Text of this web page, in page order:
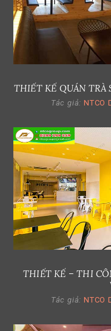
THIẾT KẾ QUÁN TRÀ
Tác giả: NTCO
THIẾT KẾ – THI
Tác giả: NTCO